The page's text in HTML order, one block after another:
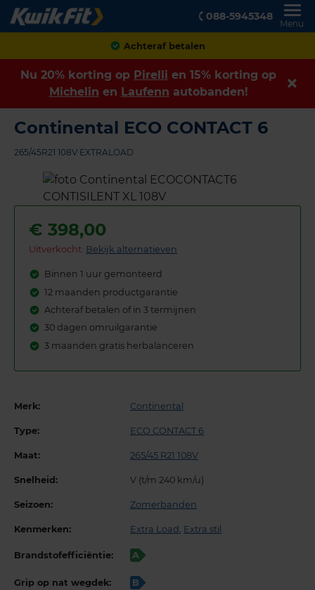
088-5945348
Menu
Achteraf betalen
Nu 20% korting op Pirelli en 15% korting op
Michelin en Laufenn autobanden!
Continental ECO CONTACT 6
265/45R21 108V EXTRALOAD
€ 398,00
Uitverkocht: Bekijk alternatieven
Binnen 1 uur gemonteerd
12 maanden productgarantie
Achteraf betalen of in 3 termijnen
30 dagen omruilgarantie
3 maanden gratis herbalanceren
Merk: Continental
Type: ECO CONTACT 6
Maat: 265/45 R21 108V
Snelheid: V (t/m 240 km/u)
Seizoen: Zomerbanden
Kenmerken: Extra Load , Extra stil
Brandstofefficiëntie: A
Grip op nat wegdek: B